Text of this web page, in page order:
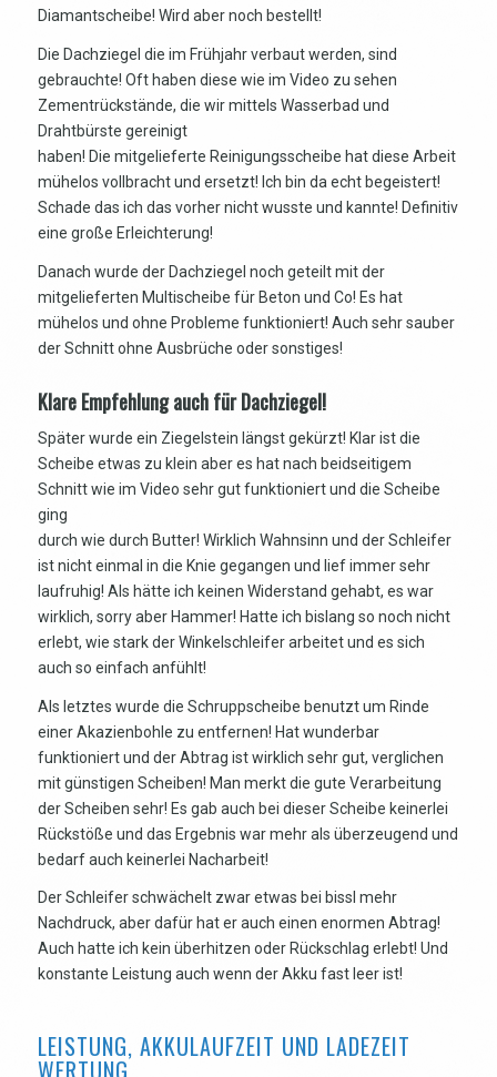
Diamantscheibe! Wird aber noch bestellt!
Die Dachziegel die im Frühjahr verbaut werden, sind
gebrauchte! Oft haben diese wie im Video zu sehen
Zementrückstände, die wir mittels Wasserbad und
Drahtbürste gereinigt
haben! Die mitgelieferte Reinigungsscheibe hat diese Arbeit
mühelos vollbracht und ersetzt! Ich bin da echt begeistert!
Schade das ich das vorher nicht wusste und kannte! Definitiv
eine große Erleichterung!
Danach wurde der Dachziegel noch geteilt mit der
mitgelieferten Multischeibe für Beton und Co! Es hat
mühelos und ohne Probleme funktioniert! Auch sehr sauber
der Schnitt ohne Ausbrüche oder sonstiges!
Klare Empfehlung auch für Dachziegel!
Später wurde ein Ziegelstein längst gekürzt! Klar ist die
Scheibe etwas zu klein aber es hat nach beidseitigem
Schnitt wie im Video sehr gut funktioniert und die Scheibe
ging
durch wie durch Butter! Wirklich Wahnsinn und der Schleifer
ist nicht einmal in die Knie gegangen und lief immer sehr
laufruhig! Als hätte ich keinen Widerstand gehabt, es war
wirklich, sorry aber Hammer! Hatte ich bislang so noch nicht
erlebt, wie stark der Winkelschleifer arbeitet und es sich
auch so einfach anfühlt!
Als letztes wurde die Schruppscheibe benutzt um Rinde
einer Akazienbohle zu entfernen! Hat wunderbar
funktioniert und der Abtrag ist wirklich sehr gut, verglichen
mit günstigen Scheiben! Man merkt die gute Verarbeitung
der Scheiben sehr! Es gab auch bei dieser Scheibe keinerlei
Rückstöße und das Ergebnis war mehr als überzeugend und
bedarf auch keinerlei Nacharbeit!
Der Schleifer schwächelt zwar etwas bei bissl mehr
Nachdruck, aber dafür hat er auch einen enormen Abtrag!
Auch hatte ich kein überhitzen oder Rückschlag erlebt! Und
konstante Leistung auch wenn der Akku fast leer ist!
LEISTUNG, AKKULAUFZEIT UND LADEZEIT